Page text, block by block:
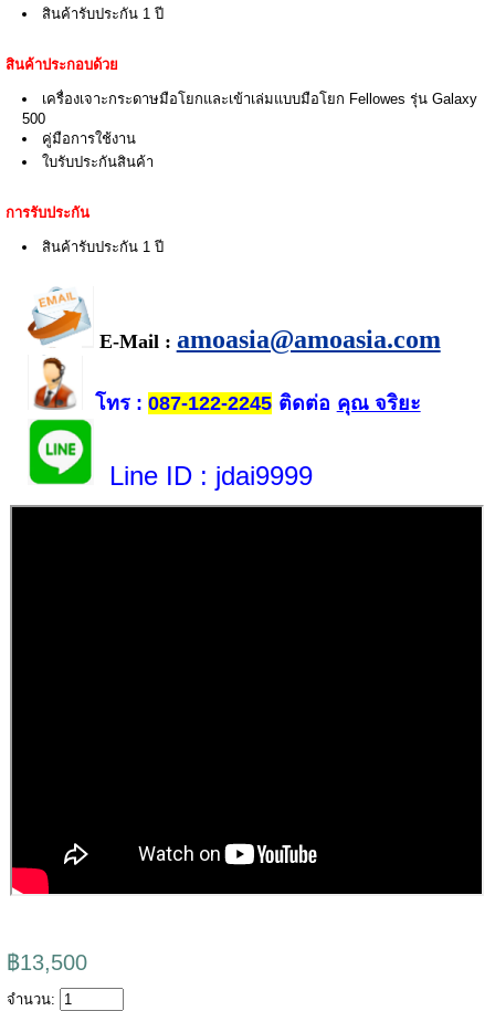
สินค้ารับประกัน 1 ปี
สินค้าประกอบด้วย
เครื่องเจาะกระดาษมือโยกและเข้าเล่มแบบมือโยก Fellowes รุ่น Galaxy
500
คู่มือการใช้งาน
ใบรับประกันสินค้า
การรับประกัน
สินค้ารับประกัน 1 ปี
E-Mail : amoasia@amoasia.com
โทร: 087-122-2245ติดต่อ คุณ จริยะ
Line ID : jdai9999
฿13,500
จำนวน: